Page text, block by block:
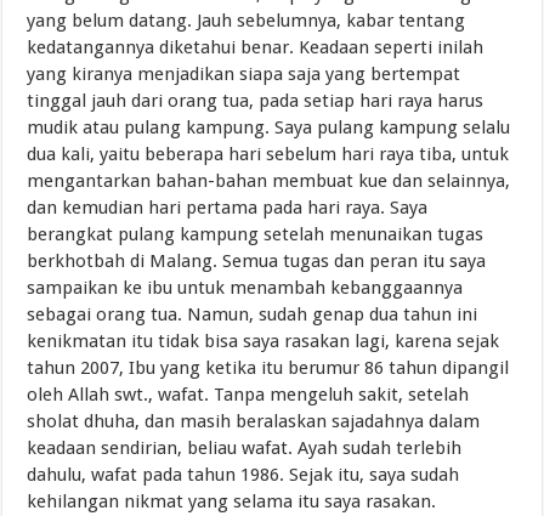
yang belum datang. Jauh sebelumnya, kabar tentang
kedatangannya diketahui benar. Keadaan seperti inilah
yang kiranya menjadikan siapa saja yang bertempat
tinggal jauh dari orang tua, pada setiap hari raya harus
mudik atau pulang kampung. Saya pulang kampung selalu
dua kali, yaitu beberapa hari sebelum hari raya tiba, untuk
mengantarkan bahan-bahan membuat kue dan selainnya,
dan kemudian hari pertama pada hari raya. Saya
berangkat pulang kampung setelah menunaikan tugas
berkhotbah di Malang. Semua tugas dan peran itu saya
sampaikan ke ibu untuk menambah kebanggaannya
sebagai orang tua. Namun, sudah genap dua tahun ini
kenikmatan itu tidak bisa saya rasakan lagi, karena sejak
tahun 2007, Ibu yang ketika itu berumur 86 tahun dipangil
oleh Allah swt., wafat. Tanpa mengeluh sakit, setelah
sholat dhuha, dan masih beralaskan sajadahnya dalam
keadaan sendirian, beliau wafat. Ayah sudah terlebih
dahulu, wafat pada tahun 1986. Sejak itu, saya sudah
kehilangan nikmat yang selama itu saya rasakan.